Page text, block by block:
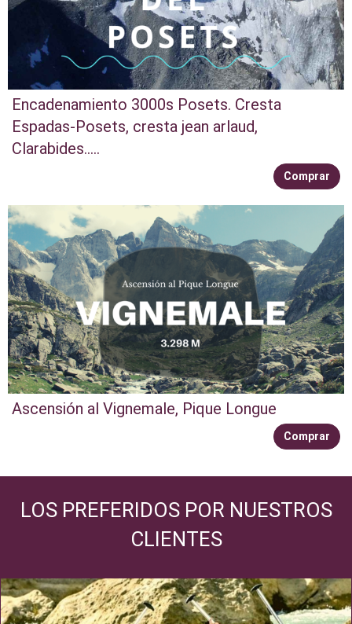
Encadenamiento 3000s Posets. Cresta
Espadas-Posets, cresta jean arlaud,
Clarabides.....
Comprar
Ascensión al Vignemale, Pique Longue
Comprar
LOS PREFERIDOS POR NUESTROS
CLIENTES